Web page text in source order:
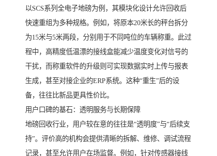
以SCS系列全电子地磅为例，其模块化设计允许回收后
快速重组为多种规格。例如，将原本20米长的秤台拆分
为15米与5米两段，分别用于不同吨位的车辆称重。此过
程中，高精度低温漂的接线盒能减少温度变化对信号的
干扰，而称重软件的升级则可实现数据实时上传与报表
生成，甚至对接企业的ERP系统。这种“重生”后的设
备，往往比新品更具性价比。
用户口碑的基石：透明服务与长期保障
地磅回收行业，用户较在意的往往是“透明度”与“后续支
持”。评价高的机构会提供清晰的拆解、维修、调试流程
记录，甚至允许用户在场监督。例如，针对传感器接线